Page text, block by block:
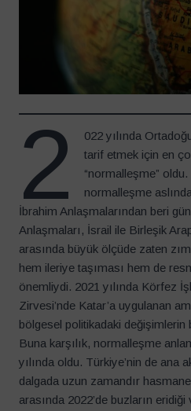
2
022 yılında
tarif etmek için en
“normalleşme”
normalleşme
İbrahim Anlaşmalarından beri
Anlaşmaları, İsrail ile Birleşik
arasında büyük ölçüde zaten
hem ileriye taşıması hem de
önemliydi. 2021 yılında Körfez
Zirvesi’nde Katar’a uygulanan
bölgesel politikadaki
Buna karşılık, normalleşme
yılında oldu. Türkiye’nin de ana
dalgada uzun zamandır
arasında 2022’de buzların